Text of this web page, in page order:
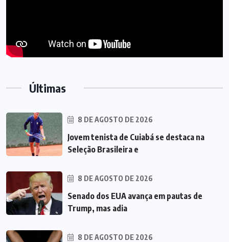
Últimas
8 DE AGOSTO DE 2026
Jovem tenista de Cuiabá se destaca na
Seleção Brasileira e
8 DE AGOSTO DE 2026
Senado dos EUA avança em pautas de
Trump, mas adia
8 DE AGOSTO DE 2026